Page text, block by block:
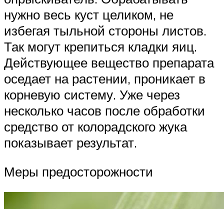
нужно весь куст целиком, не
избегая тыльной стороны листов.
Так могут крепиться кладки яиц.
Действующее вещество препарата
оседает на растении, проникает в
корневую систему. Уже через
несколько часов после обработки
средство от колорадского жука
показывает результат.
Меры предосторожности